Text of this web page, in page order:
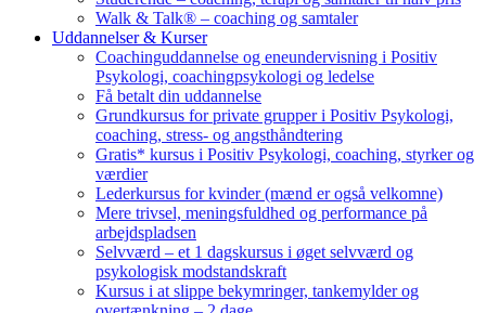
Walk & Talk® – coaching og samtaler
Uddannelser & Kurser
Coachinguddannelse og eneundervisning i Positiv
Psykologi, coachingpsykologi og ledelse
Få betalt din uddannelse
Grundkursus for private grupper i Positiv Psykologi,
coaching, stress- og angsthåndtering
Gratis* kursus i Positiv Psykologi, coaching, styrker og
værdier
Lederkursus for kvinder (mænd er også velkomne)
Mere trivsel, meningsfuldhed og performance på
arbejdspladsen
Selvværd – et 1 dagskursus i øget selvværd og
psykologisk modstandskraft
Kursus i at slippe bekymringer, tankemylder og